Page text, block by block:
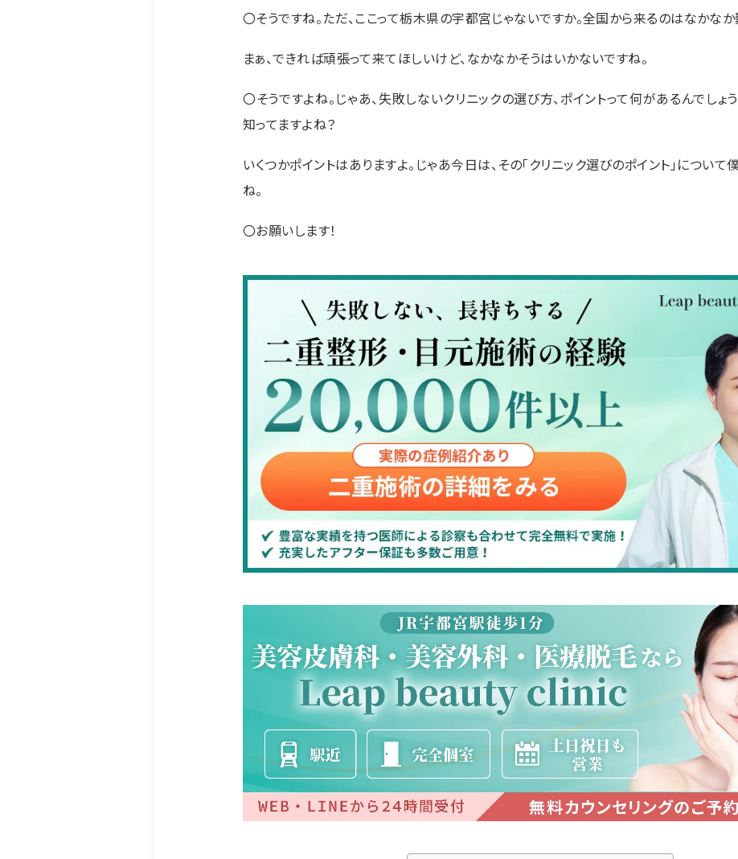
〇そうですね。ただ、ここって栃木県の宇都宮じゃないですか。全国から来るのはなかなか
まぁ、できれば頑張って来てほしいけど、なかなかそうはいかないですね。
〇そうですよね。じゃあ、失敗しないクリニックの選び方、ポイントって何があるんでしょ
知ってますよね？
いくつかポイントはありますよ。じゃあ今日は、その「クリニック選びのポイント」につい
ね。
〇お願いします！